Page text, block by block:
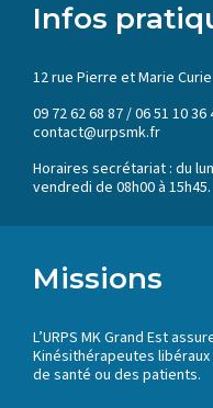
Infos
12 rue Pierre et Marie
09 72 62 68 87 / 06 51 10
contact@urpsmk.fr
Horaires secrétariat : du
vendredi de 08h00 à 15h45.
Missions
L’URPS MK Grand Est
Kinésithérapeutes
de santé ou des patients.